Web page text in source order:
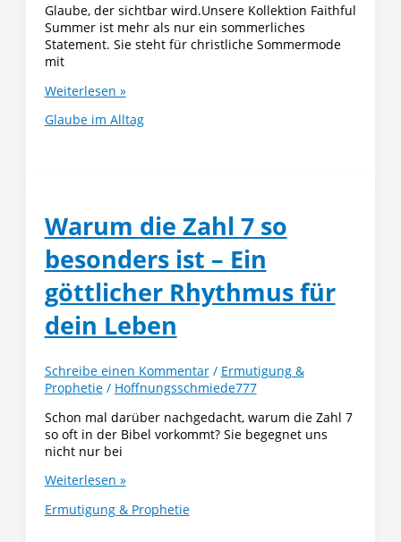
Glaube, der sichtbar wird.Unsere Kollektion Faithful
Summer ist mehr als nur ein sommerliches
Statement. Sie steht für christliche Sommermode
mit
Christliche
mit
Summer
Weiterlesen »
Glaube im Alltag
Warum die Zahl 7 so
besonders ist – Ein
göttlicher Rhythmus für
dein Leben
Schreibe einen Kommentar / Ermutigung &
Prophetie/ Hoffnungsschmiede777
Schon mal darüber nachgedacht, warum die Zahl 7
so oft in der Bibel vorkommt? Sie begegnet uns
nicht nur bei
Warum
Zahl
Weiterlesen »
Ermutigung & Prophetie